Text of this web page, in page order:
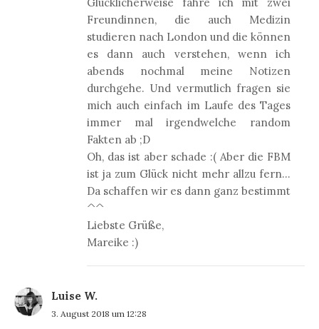
Freundinnen, die auch Medizin
studieren nach London und die können
es dann auch verstehen, wenn ich
abends nochmal meine Notizen
durchgehe. Und vermutlich fragen sie
mich auch einfach im Laufe des Tages
immer mal irgendwelche random
Fakten ab ;D
Oh, das ist aber schade :( Aber die FBM
ist ja zum Glück nicht mehr allzu fern...
Da schaffen wir es dann ganz bestimmt
^^
Liebste Grüße,
Mareike :)
Luise W.
3. August 2018 um 12:28